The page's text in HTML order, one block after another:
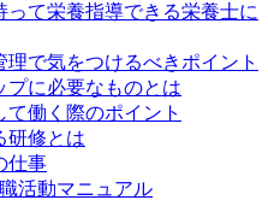
って栄養指導できる栄養士に
で気をつけるべきポイント
プに必要なものとは
働く際のポイント
研修とは
仕事
活動マニュアル